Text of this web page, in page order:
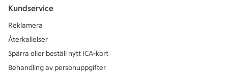
Kundservice
Reklamera
Återkallelser
Spärra eller beställ nytt ICA-kort
Behandling av personuppgifter